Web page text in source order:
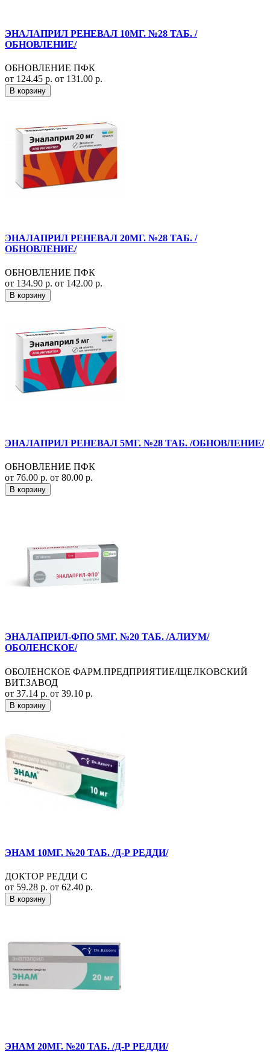
ЭНАЛАПРИЛ РЕНЕВАЛ 10МГ. №28 ТАБ. /
ОБНОВЛЕНИЕ/
ОБНОВЛЕНИЕ ПФК
от 124.45 р. от 131.00 р.
В корзину
ЭНАЛАПРИЛ РЕНЕВАЛ 20МГ. №28 ТАБ. /
ОБНОВЛЕНИЕ/
ОБНОВЛЕНИЕ ПФК
от 134.90 р. от 142.00 р.
В корзину
ЭНАЛАПРИЛ РЕНЕВАЛ 5МГ. №28 ТАБ. /ОБНОВЛЕНИЕ/
ОБНОВЛЕНИЕ ПФК
от 76.00 р. от 80.00 р.
В корзину
ЭНАЛАПРИЛ-ФПО 5МГ. №20 ТАБ. /АЛИУМ/
ОБОЛЕНСКОЕ/
ОБОЛЕНСКОЕ ФАРМ.ПРЕДПРИЯТИЕ/ЩЕЛКОВСКИЙ
ВИТ.ЗАВОД
от 37.14 р. от 39.10 р.
В корзину
ЭНАМ 10МГ. №20 ТАБ. /Д-Р РЕДДИ/
ДОКТОР РЕДДИ С
от 59.28 р. от 62.40 р.
В корзину
ЭНАМ 20МГ. №20 ТАБ. /Д-Р РЕДДИ/